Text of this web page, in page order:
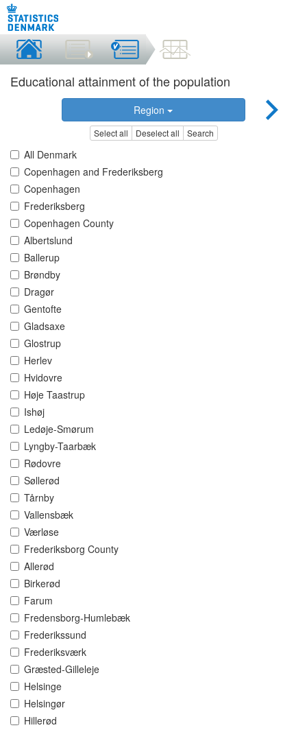
Educational attainment of the population
Region
Select all Deselect all Search
All Denmark
Copenhagen and Frederiksberg
Copenhagen
Frederiksberg
Copenhagen County
Albertslund
Ballerup
Brøndby
Dragør
Gentofte
Gladsaxe
Glostrup
Herlev
Hvidovre
Høje Taastrup
Ishøj
Ledøje-Smørum
Lyngby-Taarbæk
Rødovre
Søllerød
Tårnby
Vallensbæk
Værløse
Frederiksborg County
Allerød
Birkerød
Farum
Fredensborg-Humlebæk
Frederikssund
Frederiksværk
Græsted-Gilleleje
Helsinge
Helsingør
Hillerød